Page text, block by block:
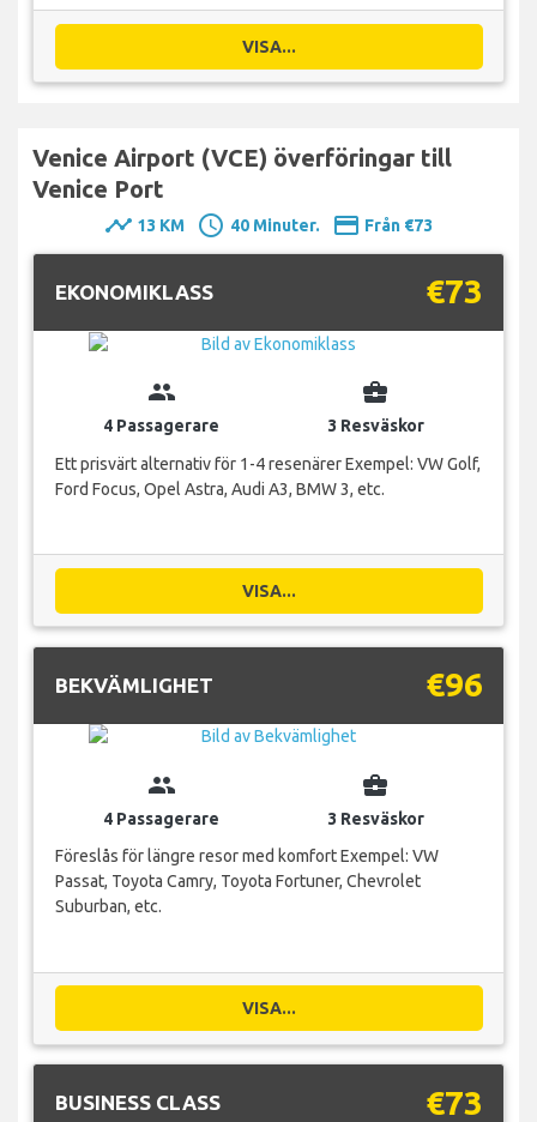
VISA...
Venice Airport (VCE) överföringar till
Venice Port
timeline 13 KM schedule 40 Minuter. payment Från €73
EKONOMIKLASS €73
group
4 Passagerare
business_center
3 Resväskor
Ett prisvärt alternativ för 1-4 resenärer Exempel: VW Golf,
Ford Focus, Opel Astra, Audi A3, BMW 3, etc.
VISA...
BEKVÄMLIGHET €96
group
4 Passagerare
business_center
3 Resväskor
Föreslås för längre resor med komfort Exempel: VW
Passat, Toyota Camry, Toyota Fortuner, Chevrolet
Suburban, etc.
VISA...
BUSINESS CLASS €73